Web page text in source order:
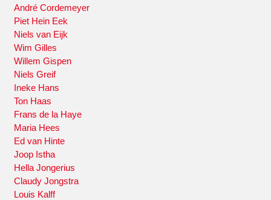
André Cordemeyer
Piet Hein Eek
Niels van Eijk
Wim Gilles
Willem Gispen
Niels Greif
Ineke Hans
Ton Haas
Frans de la Haye
Maria Hees
Ed van Hinte
Joop Istha
Hella Jongerius
Claudy Jongstra
Louis Kalff